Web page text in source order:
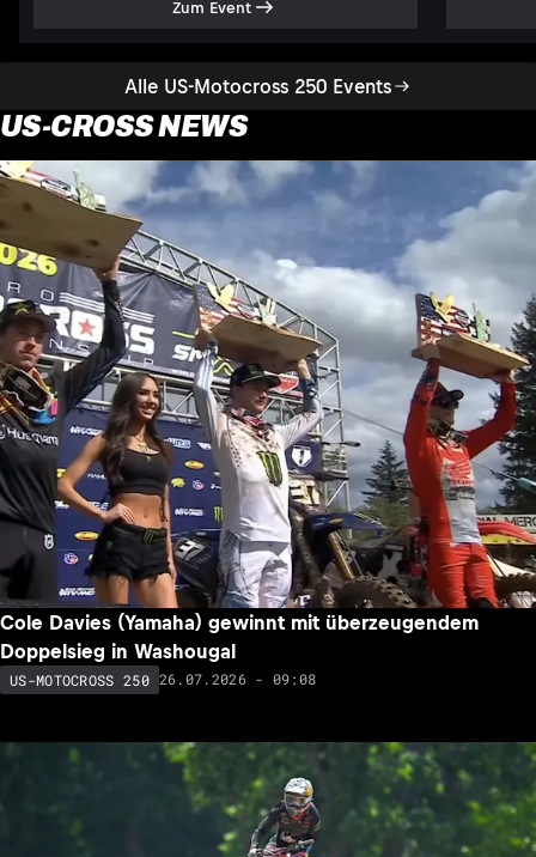
Alle US-Motocross 250 Events
Zum Event
US-CROSS NEWS
Cole Davies (Yamaha) gewinnt mit überzeugendem
Doppelsieg in Washougal
US-MOTOCROSS 250 26.07.2026 - 09:08